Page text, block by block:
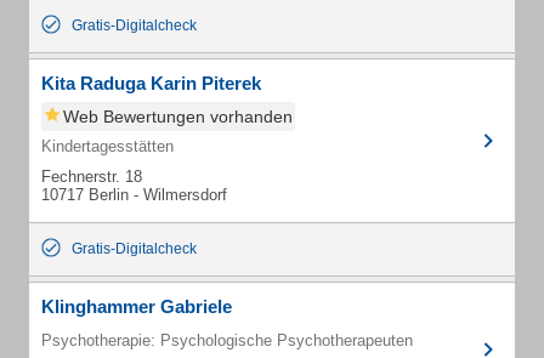
Gratis-Digitalcheck
Kita Raduga Karin Piterek
Web Bewertungen vorhanden
Kindertagesstätten
Fechnerstr. 18
10717 Berlin - Wilmersdorf
Gratis-Digitalcheck
Klinghammer Gabriele
Psychotherapie: Psychologische Psychotherapeuten